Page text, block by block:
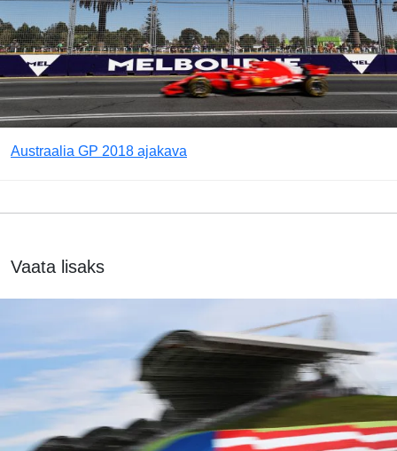
Austraalia GP 2018 ajakava
Vaata lisaks